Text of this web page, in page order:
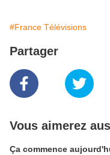
#France Télévisions
Partager
Vous aimerez
Ça commence